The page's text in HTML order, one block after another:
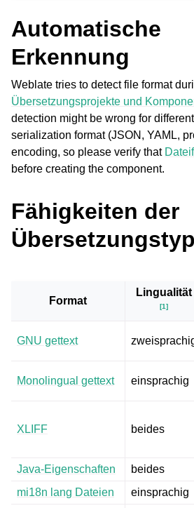
Automatische
Erkennung
Weblate tries to detect file format
Übersetzungsprojekte und
detection might be wrong for
serialization format (JSON, YAML,
encoding, so please verify that
before creating the component.
Fähigkeiten der
Format
Lingualität
[1]
GNU gettext
Monolingual gettext einsprachig
XLIFF beides
Java-Eigenschaften beides
mi18n lang Dateien
einsprachig